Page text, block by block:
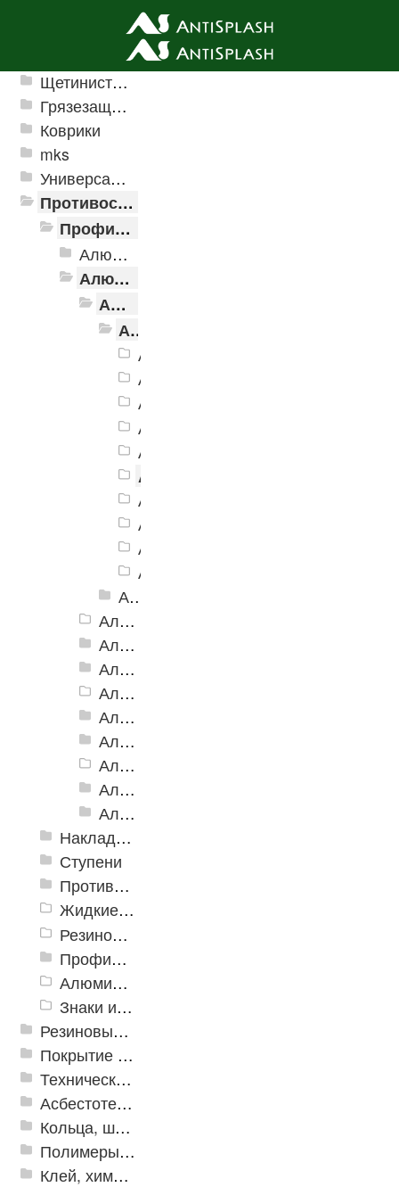
Ячеистые грязезащитные покрытия
Щетинистые покрытия
Грязезащитные, влаговпитывающие покрытия
Коврики
mks
Универсальные модульные покрытия
Противоскользящая защита для лестниц, профили, ленты
Профили алюминиевые с резиновой вставкой
Алюминиевая полоса с резиновыми вставками
Алюминиевый угол-порог с резиновой вставкой
Алюминиевый угол-порог АУ-38, 38x20 мм
Алюминиевый угол-порог АУ-38, 38x20 мм Без покрытия
Алюминиевый угол-порог АУ-38,
Алюминиевый угол-порог АУ-38,
Алюминиевый угол-порог АУ-38,
Алюминиевый угол-порог АУ-38,
Алюминиевый угол-порог АУ-38,
Алюминиевый угол-порог АУ-
Алюминиевый угол-порог АУ-38,
Алюминиевый угол-порог АУ-38,
Алюминиевый угол-порог АУ-38,
Алюминиевый угол-порог АУ-38,
Алюминиевый угол-порог АУ-38, 38x20 мм Анодированные
Алюминиевый угол-порог АУ-42 Евро, 2500мм
Алюминиевый угол-порог АУ-42, 42x23 мм
Алюминиевый угол-порог АУ-42 (на клеевой основе)
Алюминиевый угол-порог АУ-50 Евро, 2500мм
Алюминиевый угол-порог АУ-50 премиум
Алюминиевый угол-порог с двойной резиновой вставкой АУ-68
Алюминиевый угол-порог АУ-72
Алюминиевый угол-порог с тройной резиновой вставкой АУ-98
Алюминиевый угол-порог с пятью резиновыми вставками АУ-160
Накладки противоскользящие резиновые
Ступени
Противоскользящие ленты
Жидкие противоскользящие средства
Резиновый профиль с алюминиевой вставкой «NoSlip»
Профили закладные
Алюминиевый профиль для ленты
Знаки из полистирола для разметки пола
Резиновые и ПВХ дорожки
Покрытие из резиновой крошки
Техническая резина
Асбестотехнические и теплоизоляционные материалы
Кольца, шайбы, манжеты
Полимеры и пластики
Клей, химия, сопутствующие товары